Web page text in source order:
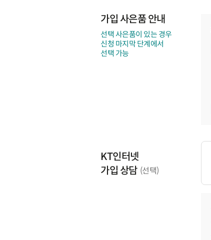
가입 사은품 안내
선택 사은품이 있는 경우
신청 마지막 단계에서
선택 가능
KT인터넷
가입 상담 (선택)